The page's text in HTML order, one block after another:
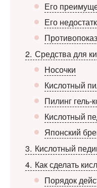
Его
Его
2 Средства для
Носочки
Кислотный
Пилинг гель-
Кислотный
Японский
3 Кислотный
4 Как сделать
Порядок